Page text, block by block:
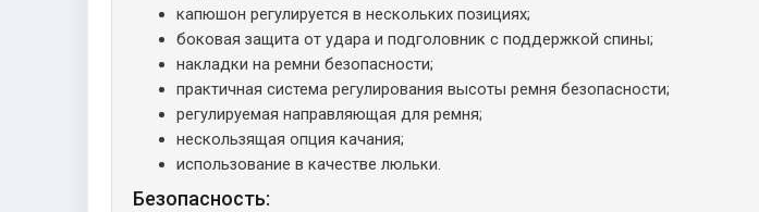
капюшон регулируется в нескольких позициях;
боковая защита от удара и подголовник с поддержкой спины;
накладки на ремни безопасности;
практичная система регулирования высоты ремня безопасности;
регулируемая направляющая для ремня;
нескользящая опция качания;
использование в качестве люльки.
Безопасность: